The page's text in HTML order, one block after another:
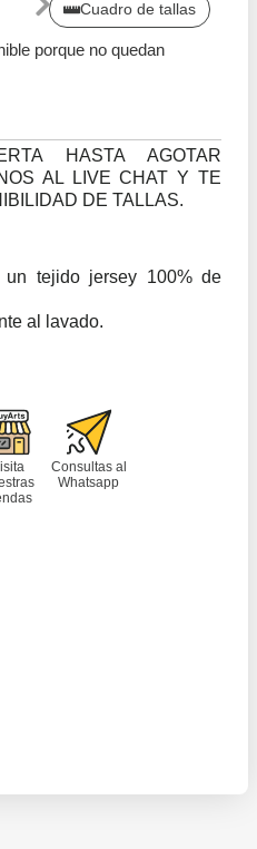
Cuadro de tallas
porque no quedan
HASTA AGOTAR
AL LIVE CHAT Y TE
DE TALLAS.
un tejido jersey 100% de
al lavado.
Consultas al
Whatsapp